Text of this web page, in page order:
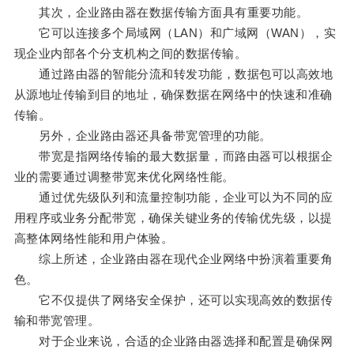
其次，企业路由器在数据传输方面具有重要功能。
它可以连接多个局域网（LAN）和广域网（WAN），实
现企业内部各个分支机构之间的数据传输。
通过路由器的智能分流和转发功能，数据包可以高效地
从源地址传输到目的地址，确保数据在网络中的快速和准确
传输。
另外，企业路由器还具备带宽管理的功能。
带宽是指网络传输的最大数据量，而路由器可以根据企
业的需要通过调整带宽来优化网络性能。
通过优先级队列和流量控制功能，企业可以为不同的应
用程序或业务分配带宽，确保关键业务的传输优先级，以提
高整体网络性能和用户体验。
综上所述，企业路由器在现代企业网络中扮演着重要角
色。
它不仅提供了网络安全保护，还可以实现高效的数据传
输和带宽管理。
对于企业来说，合适的企业路由器选择和配置是确保网